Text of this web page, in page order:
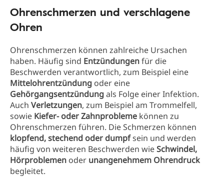
Ohrenschmerzen und verschlagene
Ohren
Ohrenschmerzen können zahlreiche Ursachen
haben. Häufig sind Entzündungenfür die
Beschwerden verantwortlich, zum Beispiel eine
Mittelohrentzündung oder eine
Gehörgangsentzündungals Folge einer Infektion.
Auch Verletzungen, zum Beispiel am Trommelfell,
sowie Kiefer- oder Zahnprobleme können zu
Ohrenschmerzen führen. Die Schmerzen können
klopfend, stechend oder dumpfsein und werden
häufig von weiteren Beschwerden wieSchwindel,
Hörproblemen oder unangenehmem Ohrendruck
begleitet.